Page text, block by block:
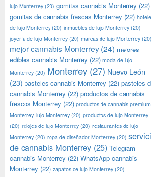
lujo Monterrey (20) gomitas cannabis Monterrey (22)
gomitas de cannabis frescas Monterrey (22)
de lujo Monterrey (20) inmuebles de lujo Monterrey (20)
joyería de lujo Monterrey (20) marcas de lujo Monterrey (20)
mejor cannabis Monterrey (24) mejores
edibles cannabis Monterrey (22) moda de lujo
Monterrey (20) Monterrey (27) Nuevo León
(23) pasteles cannabis Monterrey (22) pasteles
cannabis Monterrey (22) productos de cannabis
frescos Monterrey (22) productos de cannabis premium
Monterrey. lujo Monterrey (20) productos de lujo Monterrey
(20) relojes de lujo Monterrey (20) restaurantes de lujo
Monterrey (20) ropa de diseñador Monterrey (20)
de cannabis Monterrey (25) Telegram
cannabis Monterrey (22) WhatsApp cannabis
Monterrey (22) zapatos de lujo Monterrey (20)